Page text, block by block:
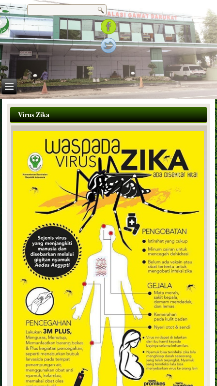
Virus Zika